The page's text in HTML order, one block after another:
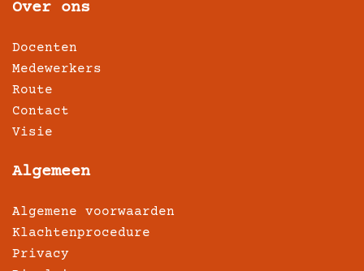
Over ons
Docenten
Medewerkers
Route
Contact
Visie
Algemeen
Algemene voorwaarden
Klachtenprocedure
Privacy